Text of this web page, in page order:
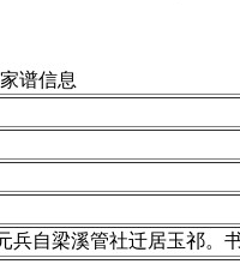
家谱信息
自梁溪管社迁居玉祁。